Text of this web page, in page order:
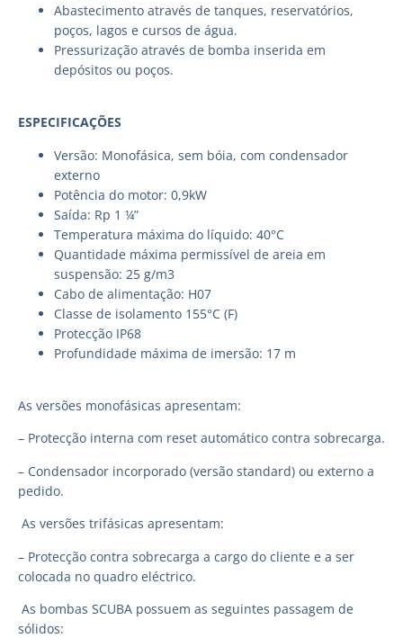
Abastecimento através de tanques, reservatórios,
poços, lagos e cursos de água.
Pressurização através de bomba inserida em
depósitos ou poços.
ESPECIFICAÇÕES
Versão: Monofásica, sem bóia, com condensador
externo
Potência do motor: 0,9kW
Saída: Rp 1 ¼”
Temperatura máxima do líquido: 40°C
Quantidade máxima permissível de areia em
suspensão: 25 g/m3
Cabo de alimentação: H07
Classe de isolamento 155°C (F)
Protecção IP68
Profundidade máxima de imersão: 17 m
As versões monofásicas apresentam:
– Protecção interna com reset automático contra sobrecarga.
– Condensador incorporado (versão standard) ou externo a
pedido.
As versões trifásicas apresentam:
– Protecção contra sobrecarga a cargo do cliente e a ser
colocada no quadro eléctrico.
As bombas SCUBA possuem as seguintes passagem de
sólidos: